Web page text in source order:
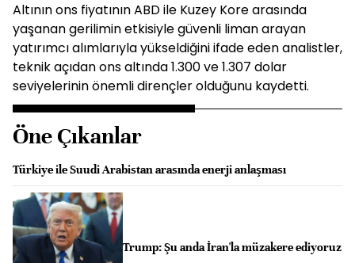
Altının ons fiyatının ABD ile Kuzey Kore arasında
yaşanan gerilimin etkisiyle güvenli liman arayan
yatırımcı alımlarıyla yükseldiğini ifade eden analistler,
teknik açıdan ons altında 1.300 ve 1.307 dolar
seviyelerinin önemli dirençler olduğunu kaydetti.
Öne Çıkanlar
Türkiye ile Suudi Arabistan arasında enerji anlaşması
Trump: Şu anda İran'la müzakere ediyoruz